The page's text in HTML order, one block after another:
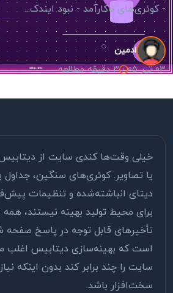
- کوئری‌های ناکارآمد - نبود ایندک...
ادمین
03 تیر 05 3 دقیقه مطالعه
خیلی وقت‌ها کندی سایت از
یا تصاویر. کوئری‌های سنگین،
برای محیط تولید بهینه نیستند، همه
تأخیرهای قابل توجه در پاسخ
است که بهینه‌سازی دیتابیس اغلب
سایت را چند برابر کند بدون اینکه
سخت‌افزار باشد.